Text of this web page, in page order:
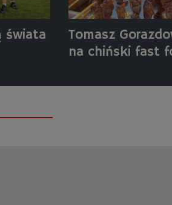
świata
Tomasz
na chiński fast